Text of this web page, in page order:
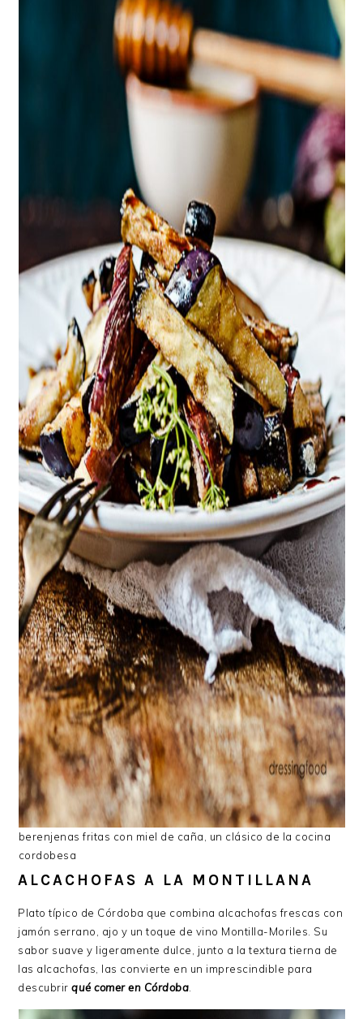
berenjenas fritas con miel de caña, un clásico de la cocina
cordobesa
ALCACHOFAS A LA MONTILLANA
Plato típico de Córdoba que combina alcachofas frescas con
jamón serrano, ajo y un toque de vino Montilla-Moriles. Su
sabor suave y ligeramente dulce, junto a la textura tierna de
las alcachofas, las convierte en un imprescindible para
descubrir qué comer en Córdoba